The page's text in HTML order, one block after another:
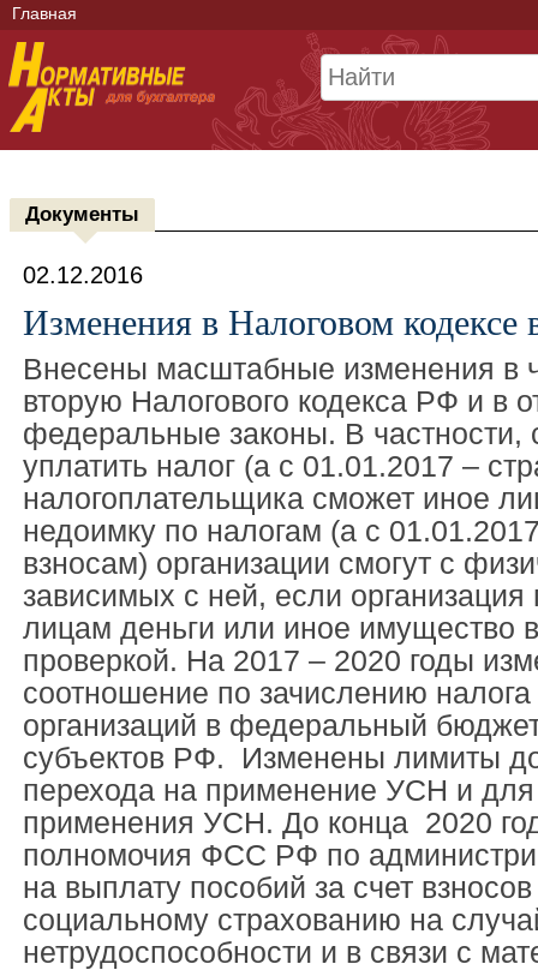
Главная
Документы
02.12.2016
Изменения в Налоговом кодексе
Внесены масштабные изменения в
вторую Налогового кодекса РФ и в
федеральные законы. В частности,
уплатить налог (а с 01.01.2017 –
налогоплательщика сможет иное
недоимку по налогам (а с
взносам) организации смогут с
зависимых с ней, если организация
лицам деньги или иное имущество
проверкой. На 2017 – 2020 годы
соотношение по зачислению
организаций в федеральный
субъектов РФ. Изменены лимиты
перехода на применение УСН и
применения УСН. До конца 2020
полномочия ФСС РФ по
на выплату пособий за счет
социальному страхованию на
нетрудоспособности и в связи с